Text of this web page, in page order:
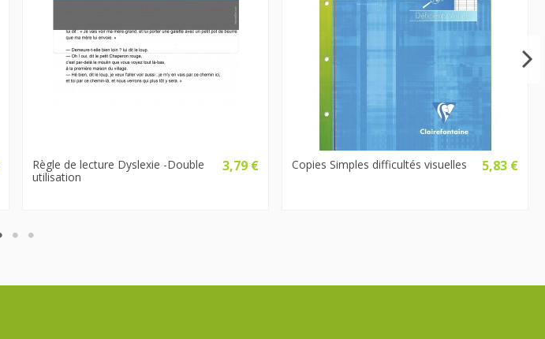
Règle de lecture Dyslexie -Double
utilisation
3,79 € Copies Simples difficultés visuelles 5,83 €